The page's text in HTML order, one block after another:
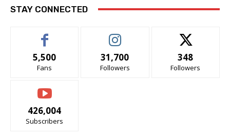
STAY CONNECTED
5,500
Fans
31,700
Followers
348
Followers
426,004
Subscribers